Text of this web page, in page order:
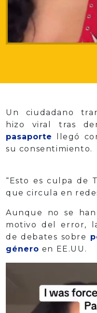
Un ciudadano
hizo viral tras
pasaporte
llegó
su consentimiento.
“Esto es culpa de
que circula en
Aunque no se
motivo del error,
de debates sobre
género en EE.UU.